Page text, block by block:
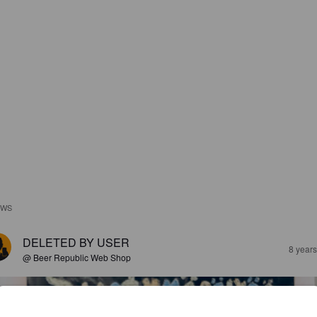
DELETED BY USER
@ Beer Republic Web Shop
8